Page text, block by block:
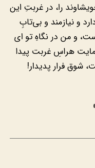
را، در غربتِ این
و نیازمند و بی‌تابِ
و من در نگاهِ تو ای
هراسِ غربت پیدا
شوق فرار پدیدار!